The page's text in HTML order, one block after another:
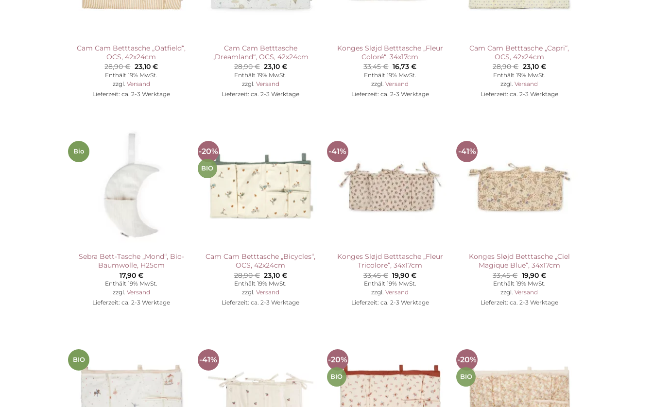
Cam Cam Betttasche „Oatfield“,
OCS, 42x24cm
28,90€ Ursprünglicher
Preis
war:
28,90 €
23,10 €Aktueller
Enthält 19% MwSt.
zzgl. Versand
Lieferzeit: ca. 2-3 Werktage
Cam Cam Betttasche
„Dreamland“, OCS, 42x24cm
28,90€ Ursprünglicher
Preis
war:
28,90 €
23,10€Aktueller
Enthält 19% MwSt.
zzgl. Versand
Lieferzeit: ca. 2-3 Werktage
Konges Sløjd Betttasche „Fleur
Coloré“, 34x17cm
33,45€ Ursprünglicher
Preis
war:
33,45 €
16,73 €Aktueller
ist:
Enthält 19% MwSt.
zzgl.Versand
Lieferzeit: ca. 2-3 Werktage
Cam Cam Betttasche „Capri“,
OCS, 42x24cm
28,90€ Ursprünglicher
Preis
war:
28,90 €
23,10 €Aktueller
Enthält 19% MwSt.
zzgl.Versand
Lieferzeit: ca. 2-3 Werktage
Bio
Sebra Bett-Tasche „Mond“, Bio-
Baumwolle, H25cm
17,90 €
Enthält 19% MwSt.
zzgl. Versand
Lieferzeit: ca. 2-3 Werktage
-20%
BIO
Auf die
Wunschliste
Cam Cam Betttasche „Bicycles“,
OCS, 42x24cm
28,90€ Ursprünglicher
Preis
war:
28,90 €
23,10€Aktueller
Enthält 19% MwSt.
zzgl. Versand
Lieferzeit: ca. 2-3 Werktage
-41%
Konges Sløjd Betttasche „Fleur
Tricolore“, 34x17cm
33,45€ Ursprünglicher
Preis
war:
33,45 €
19,90€Aktueller
Enthält 19% MwSt.
zzgl.Versand
Lieferzeit: ca. 2-3 Werktage
-41%
Konges Sløjd Betttasche „Ciel
Magique Blue“, 34x17cm
33,45€ Ursprünglicher
Preis
war:
33,45 €
19,90 €Aktueller
Enthält 19% MwSt.
zzgl.Versand
Lieferzeit: ca. 2-3 Werktage
BIO
Wunschliste
-41% -20%
BIO
Wunschliste
-20%
BIO
Wunschliste